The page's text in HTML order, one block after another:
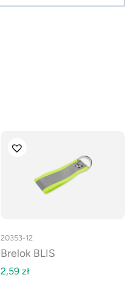
20353-12
Brelok BLIS
2,59 zł